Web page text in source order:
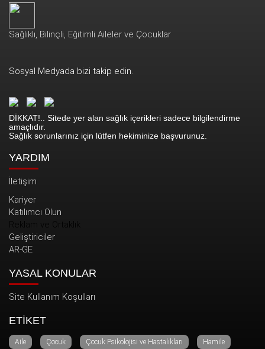
Sağlıklı, Bilinçli, Eğitimli Aileler ve Çocuklar
Sosyal Medyada bizi takip edin.
DİKKAT!.. Sitede yer alan sağlık içerikleri sadece bilgilendirme
amaçlıdır.
Sağlık sorunlarınız için lütfen hekiminize başvurunuz.
YARDIM
İletişim
Kariyer
Katılımcı Olun
Geliştiriciler
AR-GE
YASAL KONULAR
Site Kullanım Koşulları
ETİKET
Aile Çocuk Çocuk Psikolojisi ve Hastalıkları Hamile